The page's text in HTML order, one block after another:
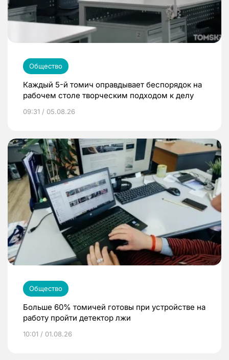
Общество
Каждый 5-й томич оправдывает беспорядок на
рабочем столе творческим подходом к делу
09:31 / 05.08.26
Общество
Больше 60% томичей готовы при устройстве на
работу пройти детектор лжи
10:01 / 01.08.26